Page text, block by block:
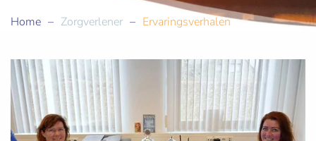
Home Zorgverlener Ervaringsverhalen